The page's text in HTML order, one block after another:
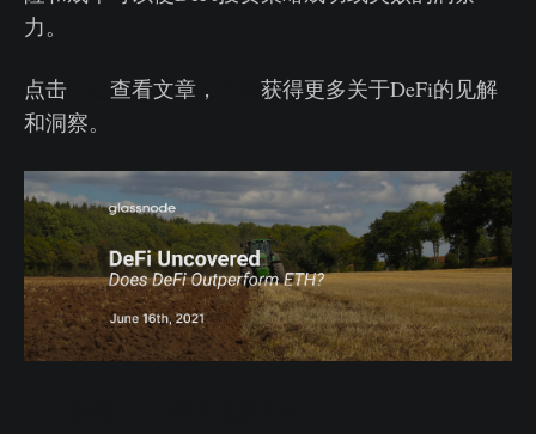
力。
点击 查看文章，
获得更多关于DeFi的见解
和洞察。